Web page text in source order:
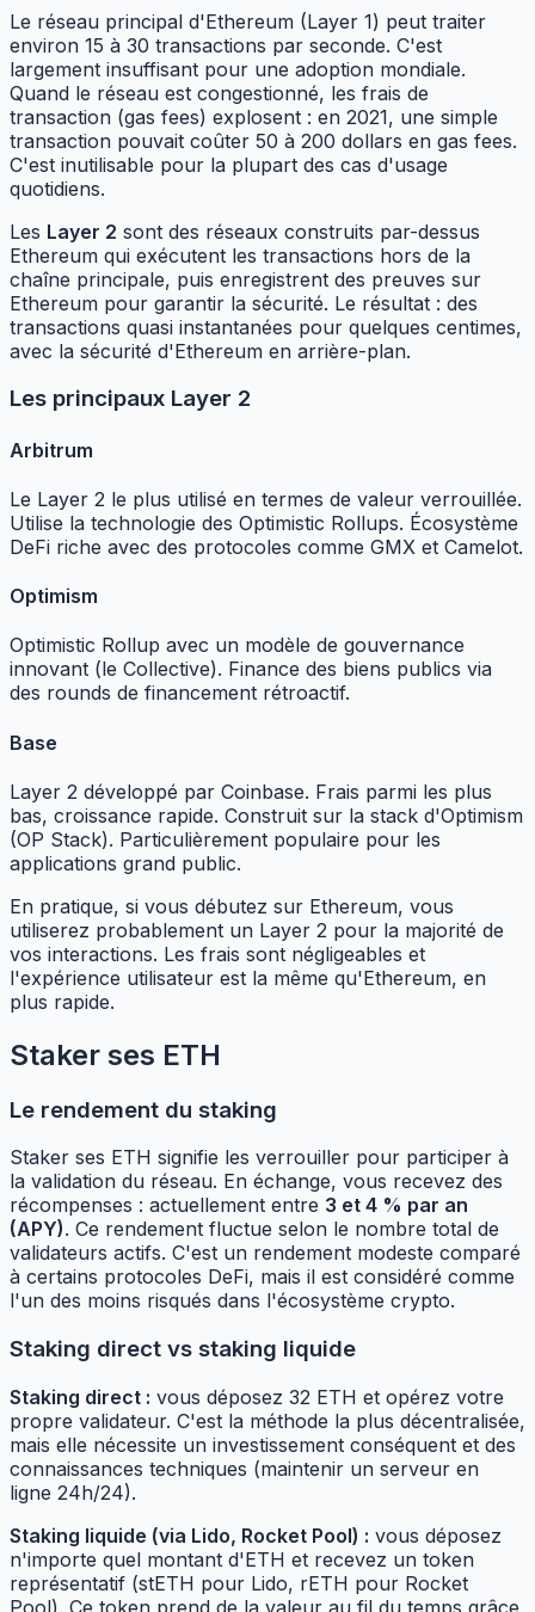
Le réseau principal d'Ethereum (Layer 1) peut traiter
environ 15 à 30 transactions par seconde. C'est
largement insuffisant pour une adoption mondiale.
Quand le réseau est congestionné, les frais de
transaction (gas fees) explosent : en 2021, une simple
transaction pouvait coûter 50 à 200 dollars en gas fees.
C'est inutilisable pour la plupart des cas d'usage
quotidiens.
Les Layer 2 sont des réseaux construits par-dessus
Ethereum qui exécutent les transactions hors de la
chaîne principale, puis enregistrent des preuves sur
Ethereum pour garantir la sécurité. Le résultat : des
transactions quasi instantanées pour quelques centimes,
avec la sécurité d'Ethereum en arrière-plan.
Les principaux Layer 2
Arbitrum
Le Layer 2 le plus utilisé en termes de valeur verrouillée.
Utilise la technologie des Optimistic Rollups. Écosystème
DeFi riche avec des protocoles comme GMX et Camelot.
Optimism
Optimistic Rollup avec un modèle de gouvernance
innovant (le Collective). Finance des biens publics via
des rounds de financement rétroactif.
Base
Layer 2 développé par Coinbase. Frais parmi les plus
bas, croissance rapide. Construit sur la stack d'Optimism
(OP Stack). Particulièrement populaire pour les
applications grand public.
En pratique, si vous débutez sur Ethereum, vous
utiliserez probablement un Layer 2 pour la majorité de
vos interactions. Les frais sont négligeables et
l'expérience utilisateur est la même qu'Ethereum, en
plus rapide.
Staker ses ETH
Le rendement du staking
Staker ses ETH signifie les verrouiller pour participer à
la validation du réseau. En échange, vous recevez des
récompenses : actuellement entre 3 et 4 % par an
(APY). Ce rendement fluctue selon le nombre total de
validateurs actifs. C'est un rendement modeste comparé
à certains protocoles DeFi, mais il est considéré comme
l'un des moins risqués dans l'écosystème crypto.
Staking direct vs staking liquide
Staking direct : vous déposez 32 ETH et opérez votre
propre validateur. C'est la méthode la plus décentralisée,
mais elle nécessite un investissement conséquent et des
connaissances techniques (maintenir un serveur en
ligne 24h/24).
Staking liquide (via Lido, Rocket Pool) : vous déposez
n'importe quel montant d'ETH et recevez un token
représentatif (stETH pour Lido, rETH pour Rocket
Pool). Ce token prend de la valeur au fil du temps grâce